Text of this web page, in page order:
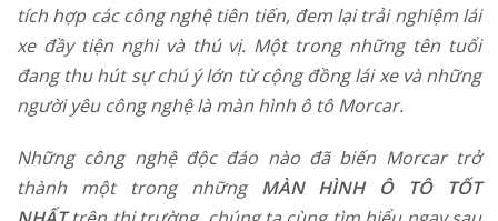
tích hợp các công nghệ tiên tiến, đem lại trải nghiệm lái
xe đầy tiện nghi và thú vị. Một trong những tên tuổi
đang thu hút sự chú ý lớn từ cộng đồng lái xe và những
người yêu công nghệ là màn hình ô tô Morcar.
Những công nghệ độc đáo nào đã biến Morcar trở
thành một trong những MÀN HÌNH Ô TÔ TỐT